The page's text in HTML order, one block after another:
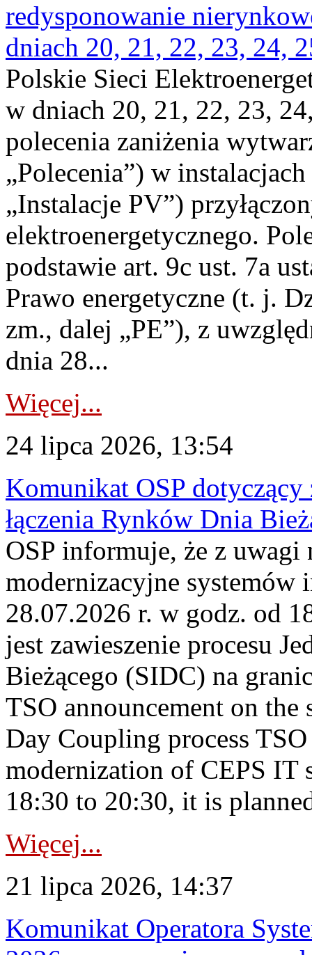
redysponowanie
dniach 20, 21, 22, 23, 24,
Polskie Sieci
w dniach 20, 21, 22, 23,
polecenia zaniżenia
„Polecenia”) w
„Instalacje PV”)
elektroenergetycznego.
podstawie art. 9c ust. 7a
Prawo energetyczne (t. j.
zm., dalej „PE”), z
dnia 28...
Więcej...
24 lipca 2026, 13:54
Komunikat OSP dotyczący
łączenia Rynków Dnia
OSP informuje, że z uwagi
modernizacyjne
28.07.2026 r. w godz. od
jest zawieszenie procesu
Bieżącego (SIDC) na
TSO announcement on
Day Coupling process
modernization of CEPS IT
18:30 to 20:30, it is
Więcej...
21 lipca 2026, 14:37
Komunikat Operatora